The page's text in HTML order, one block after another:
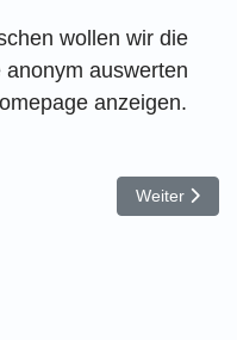
wollen wir die
auswerten
anzeigen.
kulturelle Veranstaltungen
Nächster
Weiter